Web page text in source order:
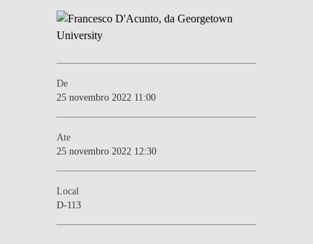
De
25 novembro 2022 11:00
Ate
25 novembro 2022 12:30
Local
D-113